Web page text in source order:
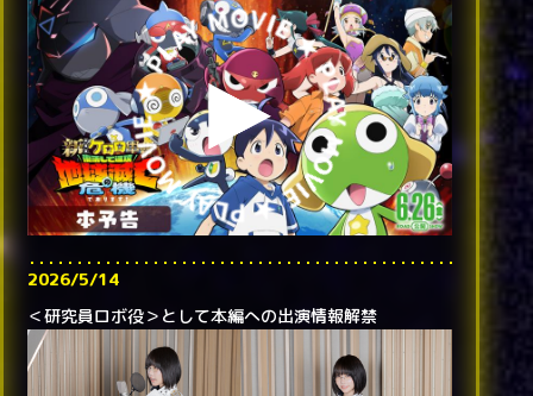
2026/5/14
＜研究員ロボ役＞として本編への出演情報解禁